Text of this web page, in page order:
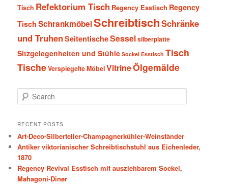
Tisch Refektorium Tisch Regency Esstisch Regency
Tisch SchrankmöbelSchreibtischSchränke
und TruhenSeitentischeSesselsilberplatte
Sitzgelegenheiten und Stühle Sockel Esstisch Tisch
TischeVerspiegelte MöbelVitrineÖlgemälde
e
r
h
RECENT POSTS
Art-Deco-Silberteller-Champagnerkühler-Weinständer
Antiker viktorianischer Schreibtischstuhl aus Eichenleder,
1870
Regency Revival Esstisch mit ausziehbarem Sockel,
Mahagoni-Diner